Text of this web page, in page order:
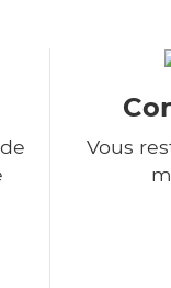
Vous